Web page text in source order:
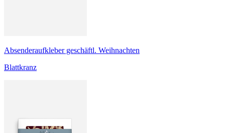
Absenderaufkleber geschäftl. Weihnachten
Blattkranz